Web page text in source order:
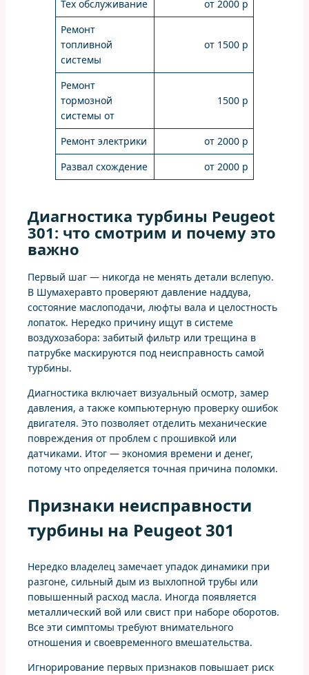
Тех обслуживание
от 2000 р
Ремонт
топливной
системы
от 1500 р
Ремонт
тормозной
системы от
1500 р
Ремонт электрики
от 2000 р
Развал схождение
от 2000 р
Диагностика турбины Peugeot
301: что смотрим и почему это
важно
Первый шаг — никогда не менять детали вслепую.
В Шумахеравто проверяют давление наддува,
состояние маслоподачи, люфты вала и целостность
лопаток. Нередко причину ищут в системе
воздухозабора: забитый фильтр или трещина в
патрубке маскируются под неисправность самой
турбины.
Диагностика включает визуальный осмотр, замер
давления, а также компьютерную проверку ошибок
двигателя. Это позволяет отделить механические
повреждения от проблем с прошивкой или
датчиками. Итог — экономия времени и денег,
потому что определяется точная причина поломки.
Признаки неисправности
турбины на Peugeot 301
Нередко владелец замечает упадок динамики при
разгоне, сильный дым из выхлопной трубы или
повышенный расход масла. Иногда появляется
металлический вой или свист при наборе оборотов.
Все эти симптомы требуют внимательного
отношения и своевременного вмешательства.
Игнорирование первых признаков повышает риск